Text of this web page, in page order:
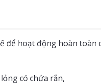
để hoạt động hoàn toàn
có chứa rắn,